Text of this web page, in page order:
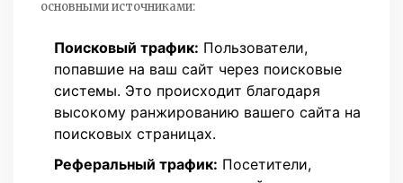
основными источниками:
Поисковый трафик: Пользователи,
попавшие на ваш сайт через поисковые
системы. Это происходит благодаря
высокому ранжированию вашего сайта на
поисковых страницах.
Реферальный трафик: Посетители,